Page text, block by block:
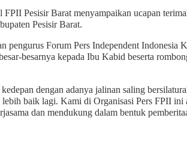
Pesisir Barat menyampaikan ucapan
Pesisir Barat.
pengurus Forum Pers Independent Indonesia
besarnya kepada Ibu Kabid beserta
dengan adanya jalinan saling
baik lagi. Kami di Organisasi Pers FPII ini
dan mendukung dalam bentuk